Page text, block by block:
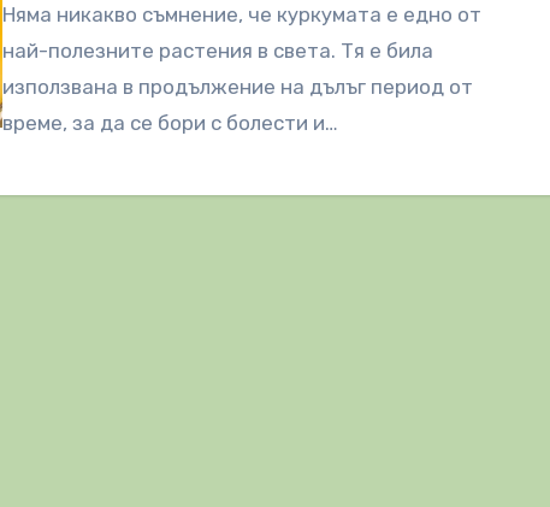
Няма никакво съмнение, че куркумата е едно от
най-полезните растения в света. Тя е била
използвана в продължение на дълъг период от
време, за да се бори с болести и…